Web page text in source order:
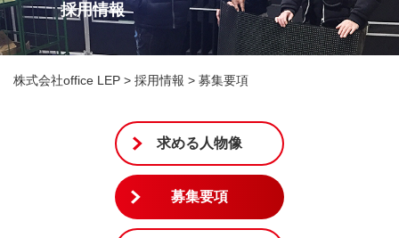
採用情報
株式会社office LEP > 採用情報 > 募集要項
求める人物像
募集要項